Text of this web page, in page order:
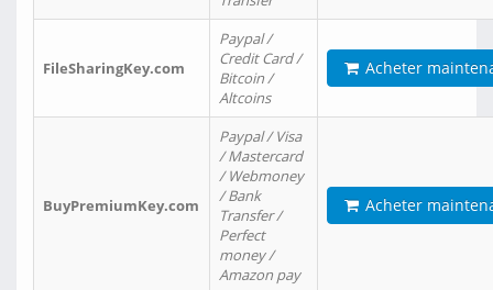
FileSharingKey.com
Paypal /
Credit Card /
Bitcoin /
Altcoins
Acheter
BuyPremiumKey.com
Paypal / Visa
/ Mastercard
/ Webmoney
/ Bank
Transfer /
Perfect
money /
Amazon pay
Acheter